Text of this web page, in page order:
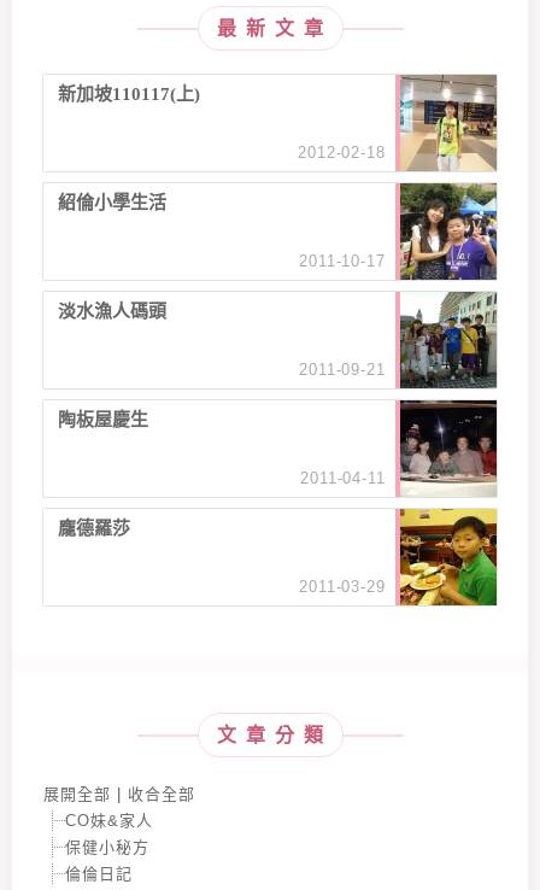
最新文章
新加坡110117(上)
2012-02-18
紹倫小學生活
2011-10-17
淡水漁人碼頭
2011-09-21
陶板屋慶生
2011-04-11
龐德羅莎
2011-03-29
文章分類
展開全部 | 收合全部
CO妹&家人
保健小秘方
倫倫日記